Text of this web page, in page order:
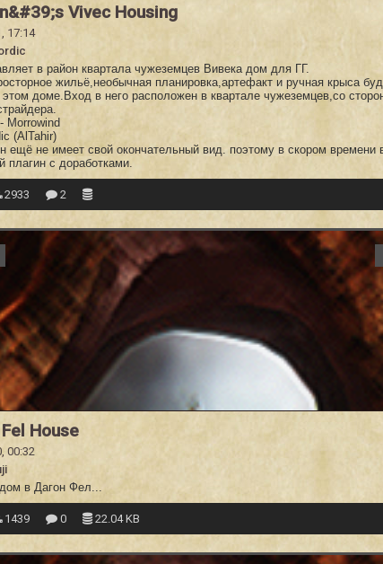
Vivec Housing
17:14
в район квартала чужеземцев Вивека дом для ГГ.
жильё,необычная планировка,артефакт и ручная крыса
доме.Вход в него расположен в квартале чужеземцев,со
Morrowind
(AlTahir)
ещё не имеет свой окончательный вид. поэтому в скором времени
плагин с доработками.
2933 2
House
00:32
в Дагон Фел...
1439 0 22.04 KB